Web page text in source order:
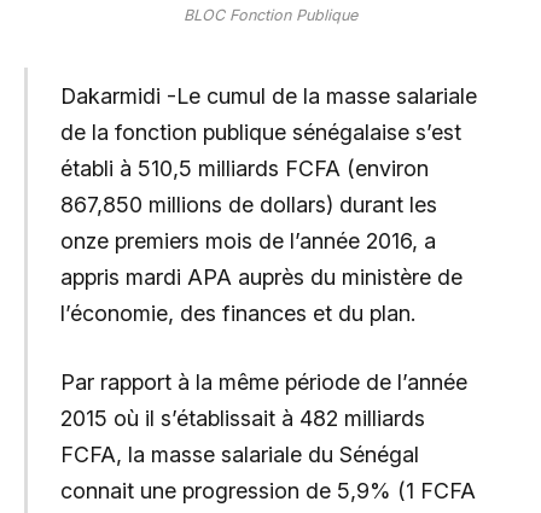
BLOC Fonction Publique
Dakarmidi -Le cumul de la masse salariale
de la fonction publique sénégalaise s’est
établi à 510,5 milliards FCFA (environ
867,850 millions de dollars) durant les
onze premiers mois de l’année 2016, a
appris mardi APA auprès du ministère de
l’économie, des finances et du plan.
Par rapport à la même période de l’année
2015 où il s’établissait à 482 milliards
FCFA, la masse salariale du Sénégal
connait une progression de 5,9% (1 FCFA